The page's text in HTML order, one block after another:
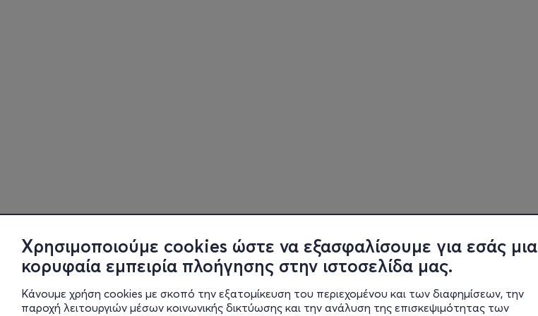
Χρησιμοποιούμε cookies ώστε να εξασφαλίσουμε για εσάς μια
κορυφαία εμπειρία πλοήγησης στην ιστοσελίδα μας.
Κάνουμε χρήση cookies με σκοπό την εξατομίκευση του περιεχομένου και των διαφημίσεων, την
παροχή λειτουργιών μέσων κοινωνικής δικτύωσης και την ανάλυση της επισκεψιμότητας των